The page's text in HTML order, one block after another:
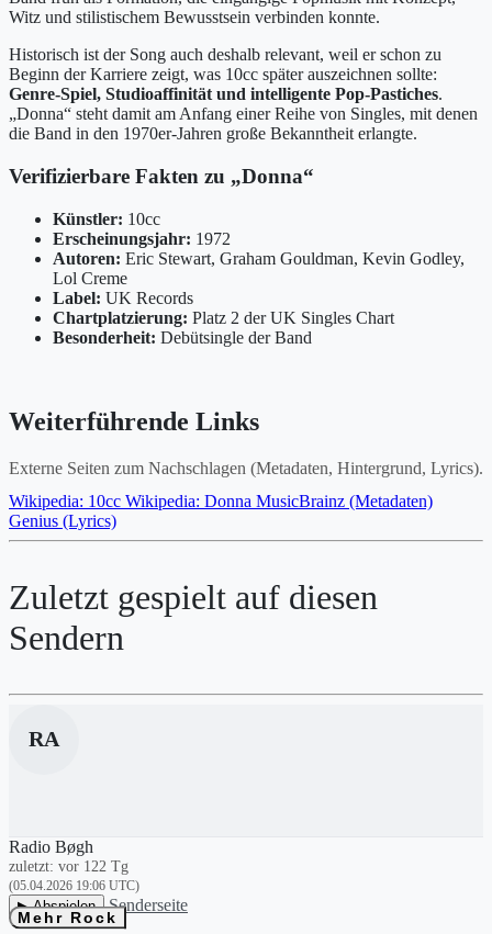
Witz und stilistischem Bewusstsein verbinden konnte.
Historisch ist der Song auch deshalb relevant, weil er schon zu
Beginn der Karriere zeigt, was 10cc später auszeichnen sollte:
Genre-Spiel, Studioaffinität und intelligente Pop-Pastiches.
„Donna“ steht damit am Anfang einer Reihe von Singles, mit denen
die Band in den 1970er-Jahren große Bekanntheit erlangte.
Verifizierbare Fakten zu „Donna“
Künstler: 10cc
Erscheinungsjahr: 1972
Autoren: Eric Stewart, Graham Gouldman, Kevin Godley,
Lol Creme
Label: UK Records
Chartplatzierung: Platz 2 der UK Singles Chart
Besonderheit: Debütsingle der Band
Weiterführende Links
Externe Seiten zum Nachschlagen (Metadaten, Hintergrund, Lyrics).
Wikipedia: 10cc Wikipedia: Donna MusicBrainz (Metadaten)
Genius (Lyrics)
Zuletzt gespielt auf diesen
Sendern
RA
Radio Bøgh
zuletzt: vor 122 Tg
(05.04.2026 19:06 UTC)
▶ Abspielen Senderseite
Mehr Rock